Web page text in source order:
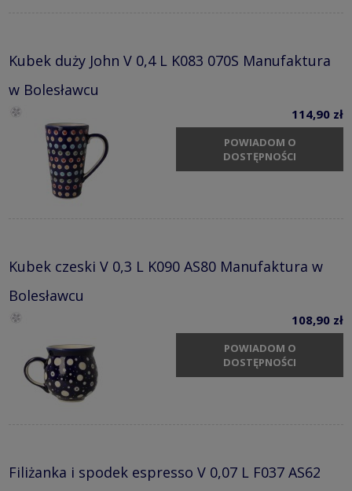
Kubek duży John V 0,4 L K083 070S Manufaktura
w Bolesławcu
114,90 zł
POWIADOM O
DOSTĘPNOŚCI
Kubek czeski V 0,3 L K090 AS80 Manufaktura w
Bolesławcu
108,90 zł
POWIADOM O
DOSTĘPNOŚCI
Filiżanka i spodek espresso V 0,07 L F037 AS62